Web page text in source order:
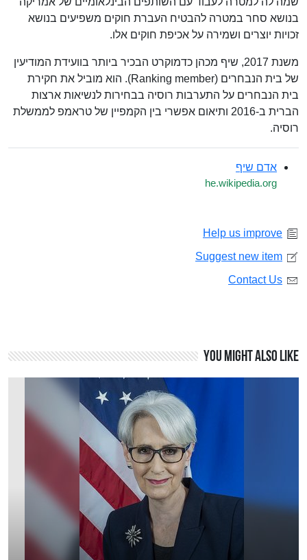
בנושא סחר במטרה להבטיח העברת חוקים משפיעים בנושא
זכויות יוצרים ושמירה על אכיפת חוקים אלו.
משנת 2017, שיף מכהן כדמוקרט הבכיר ביותר בוועידת המודיעין
של בית הנבחרים (Ranking member). הוא מוביל את חקירת
בית הנבחרים על התערבות רוסיה בבחירות לנשיאות ארצות
הברית ב-2016 ותיאום אפשרי בין הקמפיין של טראמפ לממשלת
רוסיה.
אדם שיף
he.wikipedia.org
Help us improve
Suggest new item
Contact Us
You might also like